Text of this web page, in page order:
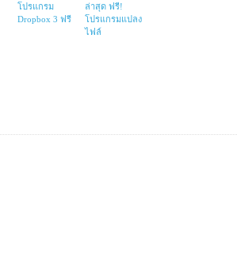
โปรแกรม
Dropbox 3 ฟรี
ล่าสุด ฟรี!
โปรแกรมแปลง
ไฟล์